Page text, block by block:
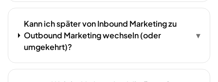
Kann ich später von Inbound Marketing zu
Outbound Marketing wechseln (oder
umgekehrt)?
▾